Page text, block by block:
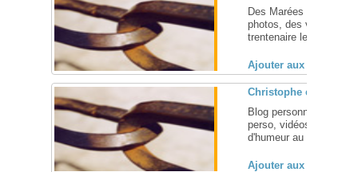
Des Marées
photos, des vidéos, de
trentenaire lesbienne
Ajouter aux favoris
Christophe et Raphael
Blog personnel d'un
perso, vidéos de
d'humeur au
Ajouter aux favoris